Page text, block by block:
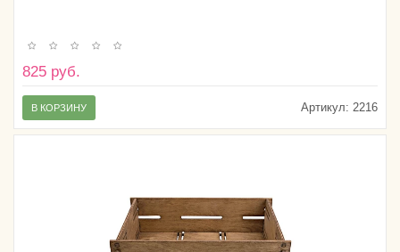
825 руб.
Артикул: 2216
В КОРЗИНУ